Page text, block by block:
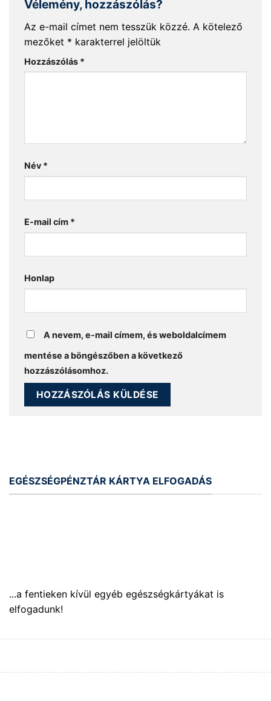
Vélemény, hozzászólás?
Az e-mail címet nem tesszük közzé. A kötelező
mezőket * karakterrel jelöltük
Hozzászólás *
Név *
E-mail cím *
Honlap
A nevem, e-mail címem, és weboldalcímem
mentése a böngészőben a következő
hozzászólásomhoz.
EGÉSZSÉGPÉNZTÁR KÁRTYA ELFOGADÁS
...a fentieken kívül egyéb egészségkártyákat is
elfogadunk!